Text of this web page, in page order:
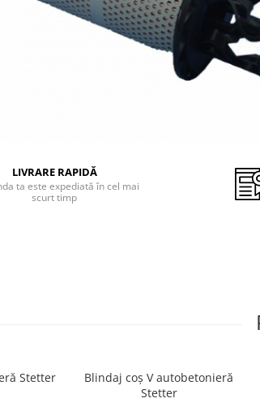
LIVRARE RAPIDĂ
ta este expediată în cel mai
scurt timp
Stetter
Blindaj coș V autobetonieră
Stetter